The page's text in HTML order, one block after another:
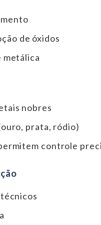
de óxidos
metálica
nobres
prata, ródio)
controle